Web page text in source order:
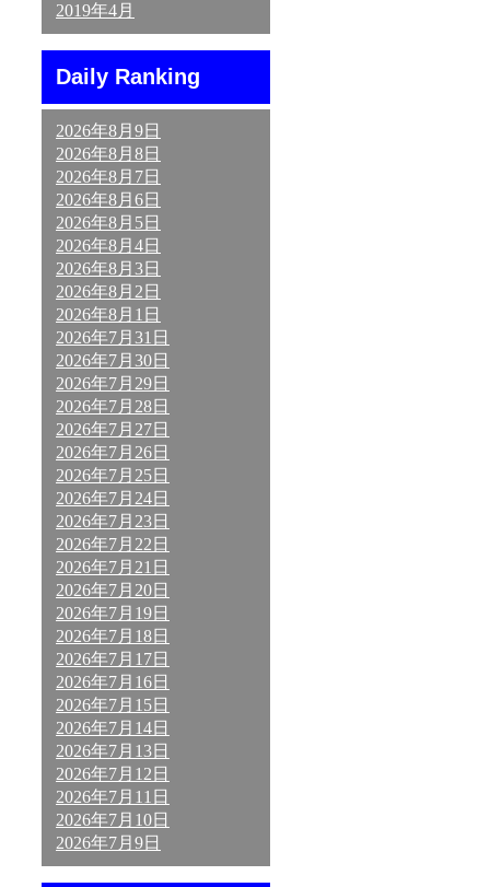
2019年4月
Daily Ranking
2026年8月9日
2026年8月8日
2026年8月7日
2026年8月6日
2026年8月5日
2026年8月4日
2026年8月3日
2026年8月2日
2026年8月1日
2026年7月31日
2026年7月30日
2026年7月29日
2026年7月28日
2026年7月27日
2026年7月26日
2026年7月25日
2026年7月24日
2026年7月23日
2026年7月22日
2026年7月21日
2026年7月20日
2026年7月19日
2026年7月18日
2026年7月17日
2026年7月16日
2026年7月15日
2026年7月14日
2026年7月13日
2026年7月12日
2026年7月11日
2026年7月10日
2026年7月9日